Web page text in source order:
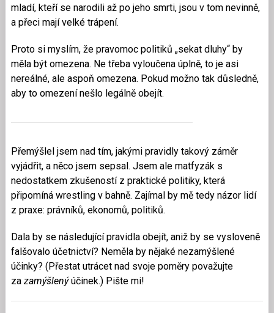
mladí, kteří se narodili až po jeho smrti, jsou v tom nevinně,
a přeci mají velké trápení.
Proto si myslím, že pravomoc politiků „sekat dluhy“ by
měla být omezena. Ne třeba vyloučena úplně, to je asi
nereálné, ale aspoň omezena. Pokud možno tak důsledně,
aby to omezení nešlo legálně obejít.
Přemýšlel jsem nad tím, jakými pravidly takový záměr
vyjádřit, a něco jsem sepsal. Jsem ale matfyzák s
nedostatkem zkušeností z praktické politiky, která
připomíná wrestling v bahně. Zajímal by mě tedy názor lidí
z praxe: právníků, ekonomů, politiků.
Dala by se následující pravidla obejít, aniž by se vysloveně
falšovalo účetnictví? Neměla by nějaké nezamýšlené
účinky? (Přestat utrácet nad svoje poměry považujte
za zamýšlenýúčinek.) Pište mi!